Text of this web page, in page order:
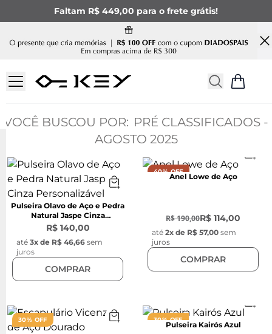
Faltam R$ 449,00 para o frete grátis!
PRÉ CLASSIFICADOS -
AGOSTO 2025
Pulseira Olavo de Aço e Pedra
Natural Jaspe Cinza
Personalizável
R$ 140,00
até 3x de R$ 46,66 sem
juros
COMPRAR
40% OFF
Anel Lowe de Aço
R$ 190,00R$ 114,00
até 2x de R$ 57,00 sem
juros
COMPRAR
30% OFF 30% OFF
Pulseira Kairós Azul